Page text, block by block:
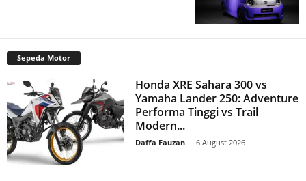
Sepeda Motor
Honda XRE Sahara 300 vs
Yamaha Lander 250: Adventure
Performa Tinggi vs Trail
Modern...
Daffa Fauzan 6 August 2026